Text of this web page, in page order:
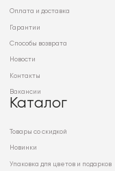
Оплата и доставка
Гарантии
Способы возврата
Новости
Контакты
Вакансии
Каталог
Товары со скидкой
Новинки
Упаковка для цветов и подарков